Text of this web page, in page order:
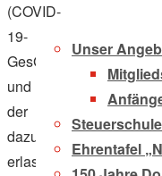
Unser
Steuerschule
Ehrentafel
(COVID-
19-
GesG)
und
der
dazu
erlassenen